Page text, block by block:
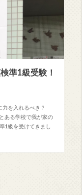
準1級受験！
を入れるべき？
ある学校で我が家の
1級を受けてきまし